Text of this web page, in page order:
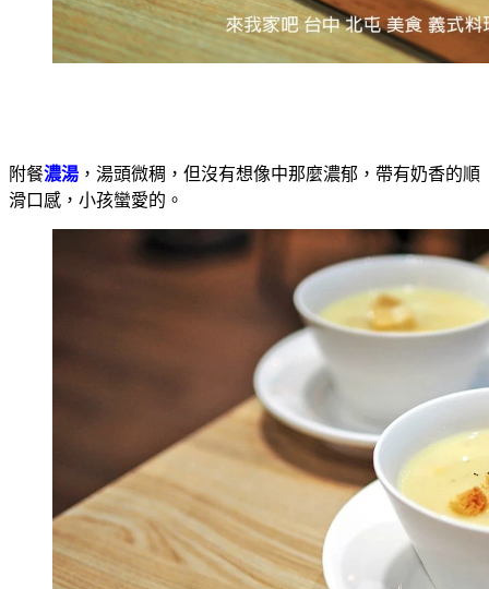
附餐濃湯 ，湯頭微稠，但沒有想像中那麼濃郁，帶有奶香的順
滑口感，小孩蠻愛的。